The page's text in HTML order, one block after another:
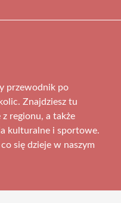
przewodnik po
Znajdziesz tu
regionu, a także
kulturalne i sportowe.
się dzieje w naszym